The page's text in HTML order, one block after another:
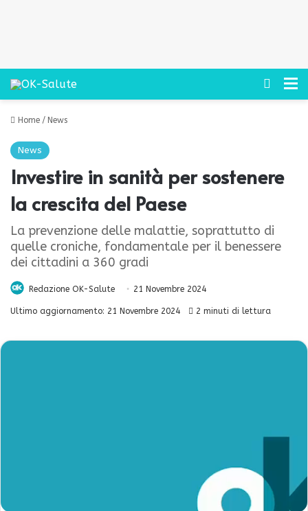
Cerca
Home / News
News
Investire in sanità per sostenere
la crescita del Paese
La prevenzione delle malattie, soprattutto di
quelle croniche, fondamentale per il benessere
dei cittadini a 360 gradi
Redazione OK-Salute 21 Novembre 2024
Ultimo aggiornamento: 21 Novembre 2024 2 minuti di lettura